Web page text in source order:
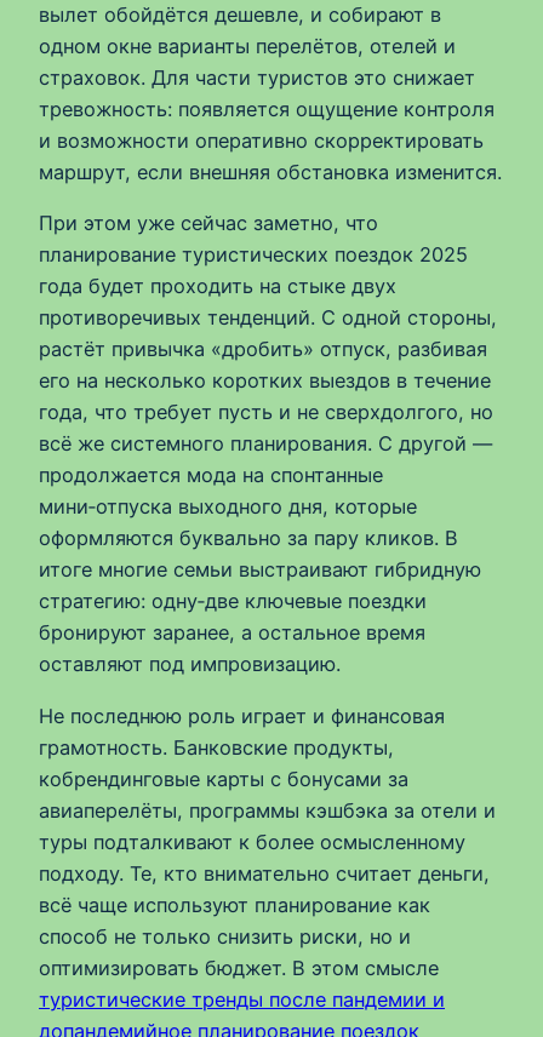
вылет обойдётся дешевле, и собирают в
одном окне варианты перелётов, отелей и
страховок. Для части туристов это снижает
тревожность: появляется ощущение контроля
и возможности оперативно скорректировать
маршрут, если внешняя обстановка изменится.
При этом уже сейчас заметно, что
планирование туристических поездок 2025
года будет проходить на стыке двух
противоречивых тенденций. С одной стороны,
растёт привычка «дробить» отпуск, разбивая
его на несколько коротких выездов в течение
года, что требует пусть и не сверхдолгого, но
всё же системного планирования. С другой —
продолжается мода на спонтанные
мини‑отпуска выходного дня, которые
оформляются буквально за пару кликов. В
итоге многие семьи выстраивают гибридную
стратегию: одну‑две ключевые поездки
бронируют заранее, а остальное время
оставляют под импровизацию.
Не последнюю роль играет и финансовая
грамотность. Банковские продукты,
кобрендинговые карты с бонусами за
авиаперелёты, программы кэшбэка за отели и
туры подталкивают к более осмысленному
подходу. Те, кто внимательно считает деньги,
всё чаще используют планирование как
способ не только снизить риски, но и
оптимизировать бюджет. В этом смысле
туристические тренды после пандемии и
допандемийное планирование поездок